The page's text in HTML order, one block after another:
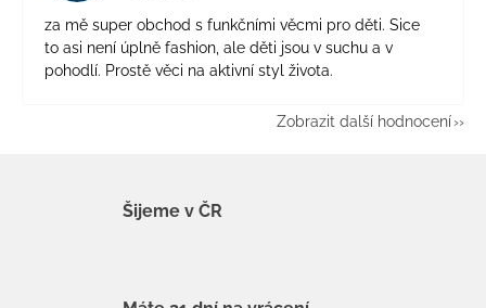
za mě super obchod s funkčními věcmi pro děti. Sice
to asi není úplně fashion, ale děti jsou v suchu a v
pohodlí. Prostě věci na aktivní styl života.
Zobrazit další hodnocení
Šijeme v ČR